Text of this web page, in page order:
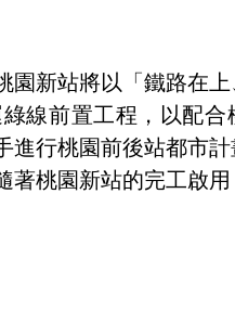
新站將以「鐵路在
線前置工程，以配合
行桃園前後站都市
桃園新站的完工啟